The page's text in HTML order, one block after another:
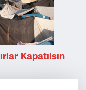
Kapatılsın